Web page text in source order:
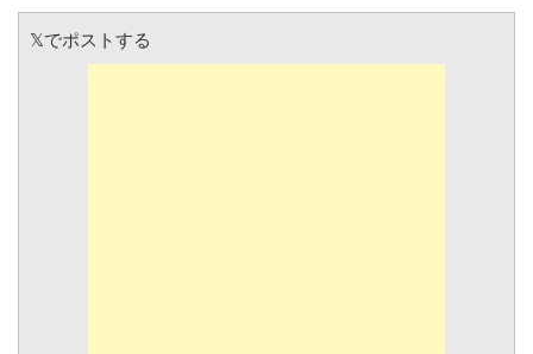
𝕏でポストする